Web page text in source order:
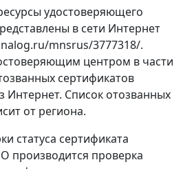
удостоверяющего
в сети Интернет
mnsrus/3777318/.
центром в части
сертификатов
Интернет. Список отозванных
от региона.
статуса сертификата
производится проверка